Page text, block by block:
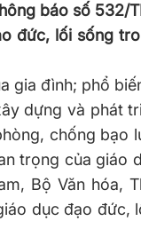
báo số 532/
đức, lối sống
gia đình; phổ
dựng và phát
chống bạo
trọng của giáo
Bộ Văn hóa,
dục đạo đức,